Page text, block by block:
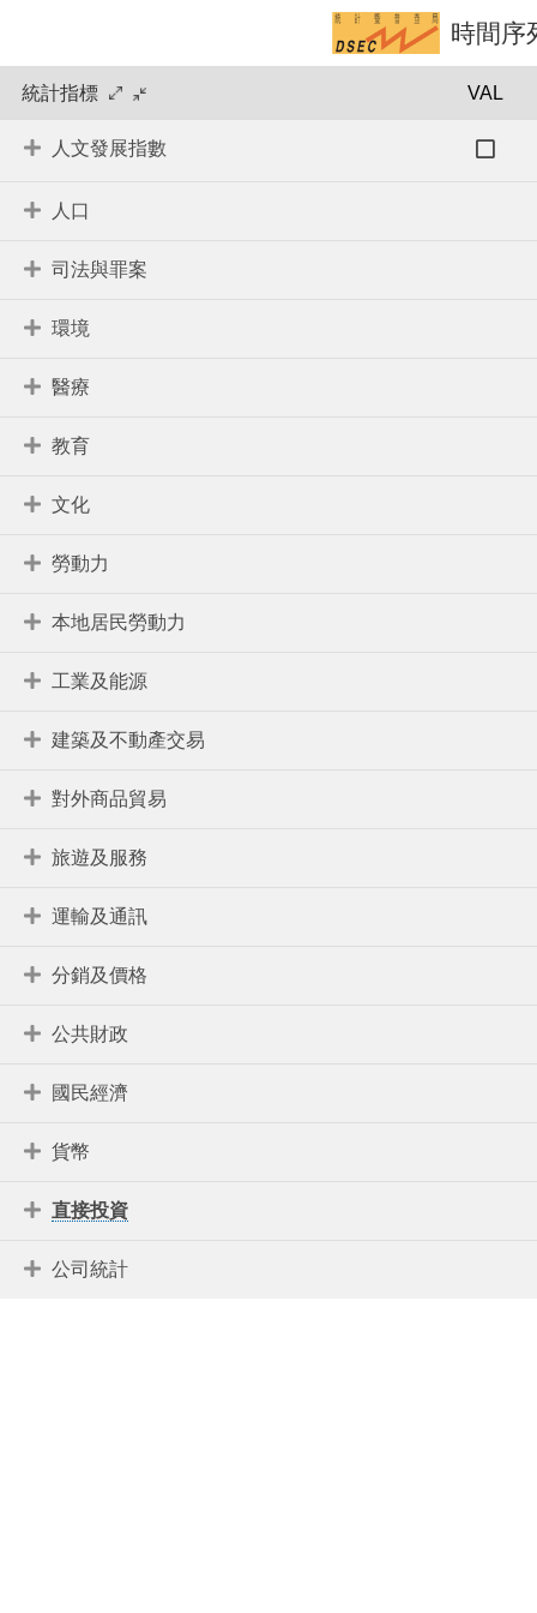
時間序
統計指標 VAL
人文發展指數
人口
司法與罪案
環境
醫療
教育
文化
勞動力
本地居民勞動力
工業及能源
建築及不動產交易
對外商品貿易
旅遊及服務
運輸及通訊
分銷及價格
公共財政
國民經濟
貨幣
直接投資
公司統計